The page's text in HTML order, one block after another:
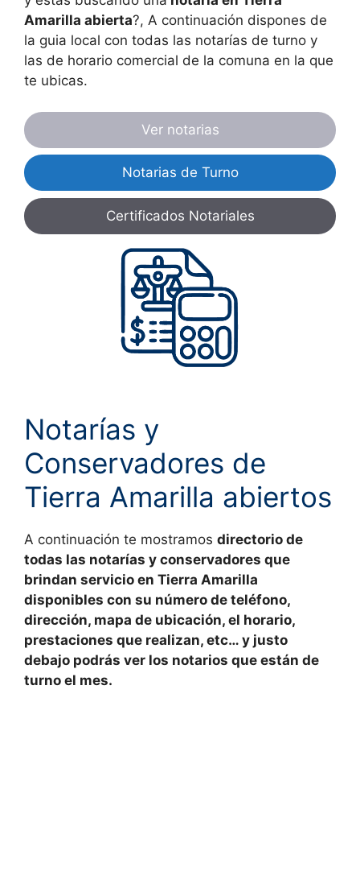
Amarilla abierta?, A continuación dispones de
la guia local con todas las notarías de turno y
las de horario comercial de la comuna en la que
te ubicas.
Ver notarias
Notarias de Turno
Certificados Notariales
Notarías y
Conservadores de
Tierra Amarilla abiertos
A continuación te mostramos directorio de
todas las notarías y conservadores que
brindan servicio en Tierra Amarilla
disponibles con su número de teléfono,
dirección, mapa de ubicación, el horario,
prestaciones que realizan, etc… y justo
debajo podrás ver los notarios que están de
turno el mes.